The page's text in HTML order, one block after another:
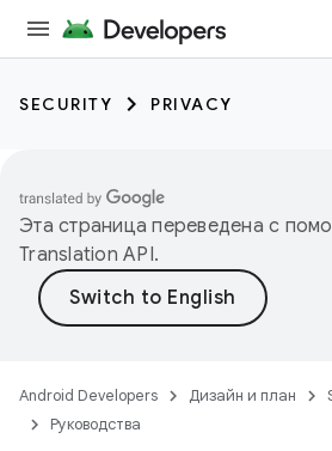
SECURITY PRIVACY
Эта страница переведена с
Translation API.
Android Developers Дизайн и план
Руководства